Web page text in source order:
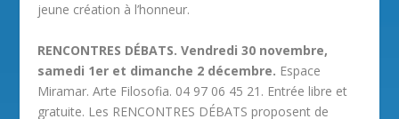
jeune création à l’honneur.
RENCONTRES DÉBATS. Vendredi 30 novembre,
samedi 1er et dimanche 2 décembre. Espace
Miramar. Arte Filosofia. 04 97 06 45 21. Entrée libre et
gratuite. Les RENCONTRES DÉBATS proposent de